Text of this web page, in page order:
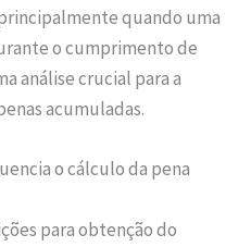
quando uma
o cumprimento de
análise crucial para a
acumuladas.
o cálculo da pena
para obtenção do